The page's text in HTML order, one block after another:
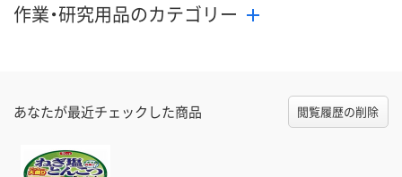
作業・研究用品のカテゴリー
あなたが最近チェックした商品 閲覧履歴の削除